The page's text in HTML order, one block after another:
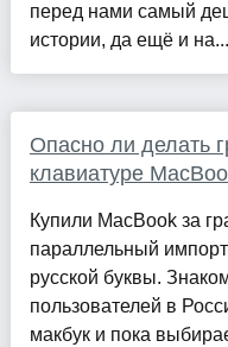
перед нами самый
истории, да ещё и на...
Опасно ли делать
клавиатуре
Купили MacBook за
параллельный
русской буквы.
пользователей в
макбук и пока